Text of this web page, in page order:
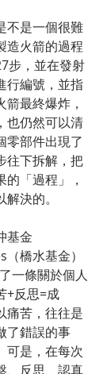
不是一個很難
造火箭的過程
步，並在發射
行編號，並指
最終爆炸，
也仍然可以清
零部件出現了
往下拆解，把
的「過程」，
決的。
基金
橋水基金）
一條關於個人
+反思=成
痛苦，往往是
了錯誤的事
可是，在每次
、反思、認真